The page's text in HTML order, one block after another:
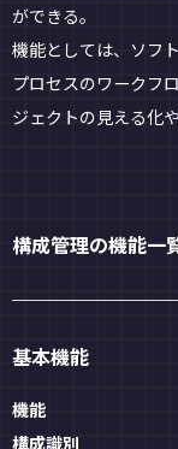
ができる。
機能としては、ソフ
プロセスのワークフ
ジェクトの見える化
構成管理の機能一
基本機能
機能
構成識別